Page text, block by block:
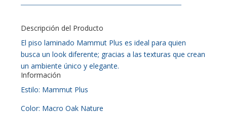
Descripción del Producto
El piso laminado Mammut Plus es ideal para quien
busca un look diferente; gracias a las texturas que crean
un ambiente único y elegante.
Información
Estilo: Mammut Plus
Color: Macro Oak Nature